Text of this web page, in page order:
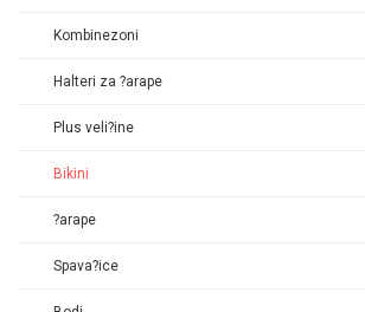
Kombinezoni
Halteri za ?arape
Plus veli?ine
Bikini
?arape
Spava?ice